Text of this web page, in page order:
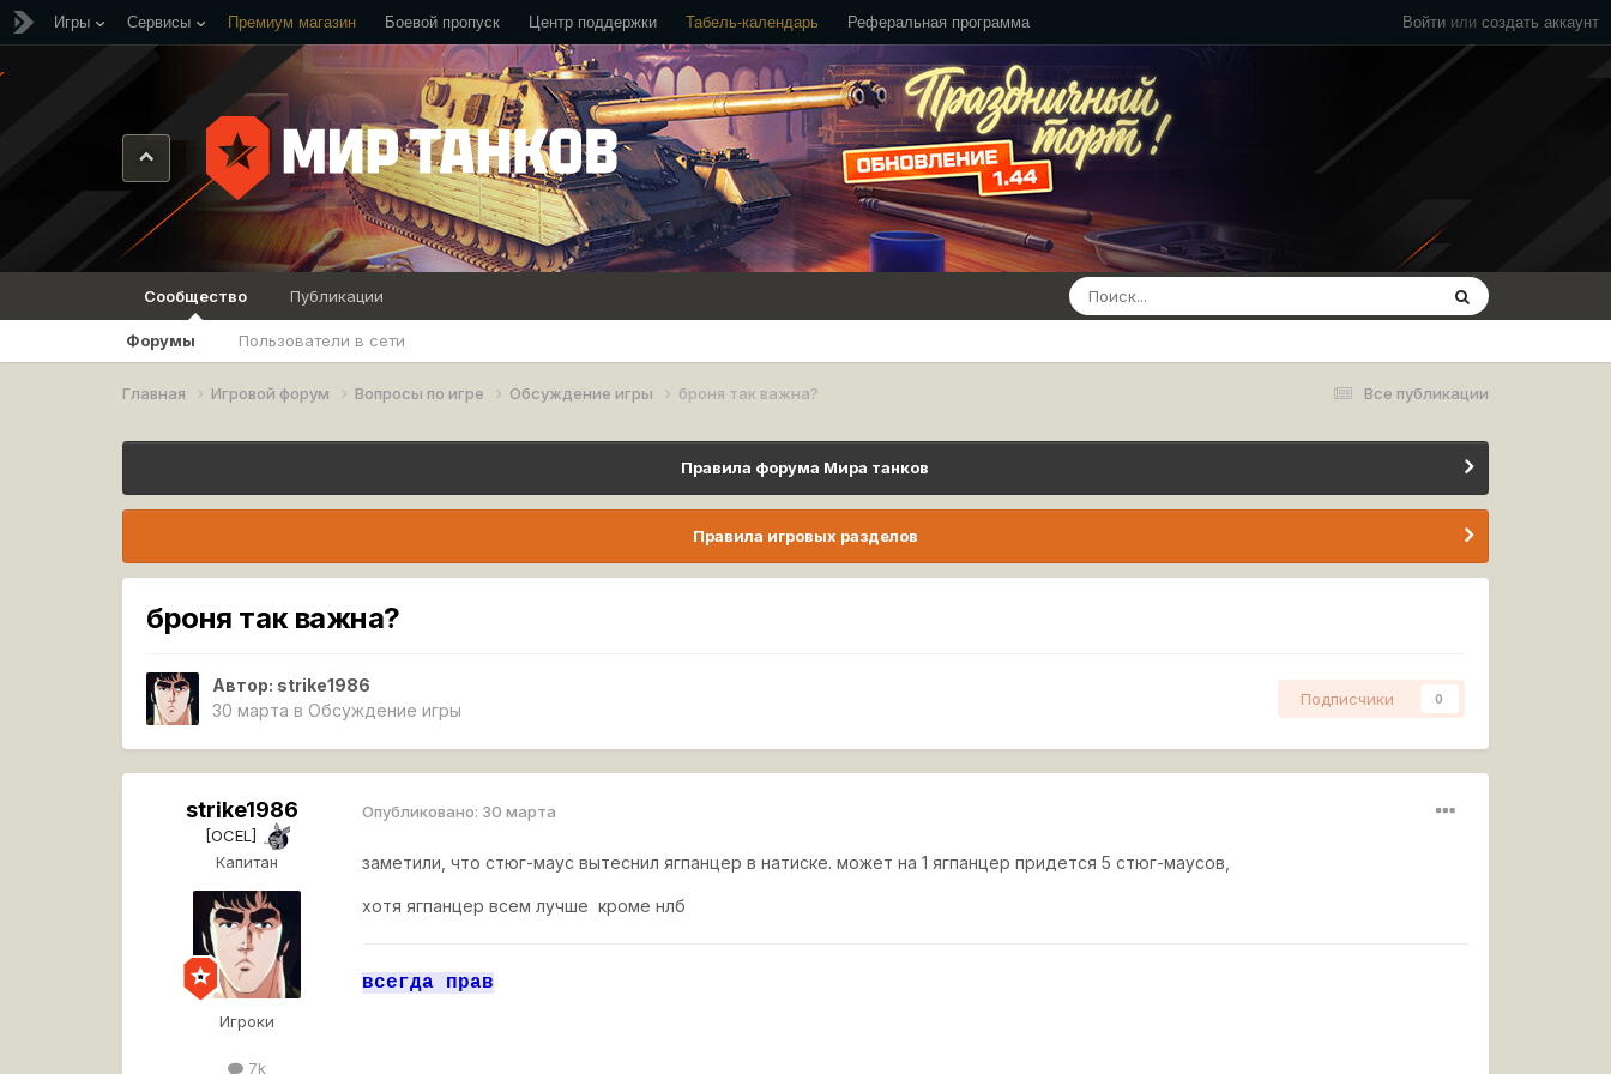
Войти или создать аккаунт
Игры Сервисы Премиум магазин Боевой пропуск Центр поддержки Табель-календарь Реферальная программа
Сообщество
Форумы Пользователи в сети
Публикации
Все публикации
Главная Игровой форум Вопросы по игре Обсуждение игры броня так важна?
Правила форума Мира танков
Правила игровых разделов
броня так важна?
Автор: strike1986
30 марта в Обсуждение игры
Подписчики 0
strike1986
[OCEL]
Капитан
Игроки
7k
Опубликовано: 30 марта
заметили, что стюг-маус вытеснил ягпанцер в натиске. может на 1 ягпанцер придется 5 стюг-маусов,
хотя ягпанцер всем лучше кроме нлб
всегда прав